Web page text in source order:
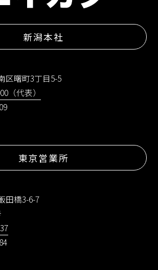
新潟本社
区曙町3丁目5-5
（代表）
東京営業所
田橋3-6-7